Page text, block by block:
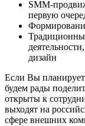
SMM-
первую
дизайн
Если Вы
будем рады
открыты к
выходят на
сфере внешних